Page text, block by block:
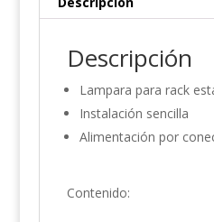
Descripción
Lampara para rack
Instalación sencilla
Alimentación por
Contenido: